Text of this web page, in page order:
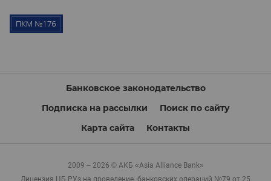
Банковское законодательство
Подписка на рассылки
Поиск по сайту
Карта сайта
Контакты
2009 – 2026 © АКБ «Asia Alliance Bank»
Лицензия ЦБ РУз на проведение банковских операций №79 от 25